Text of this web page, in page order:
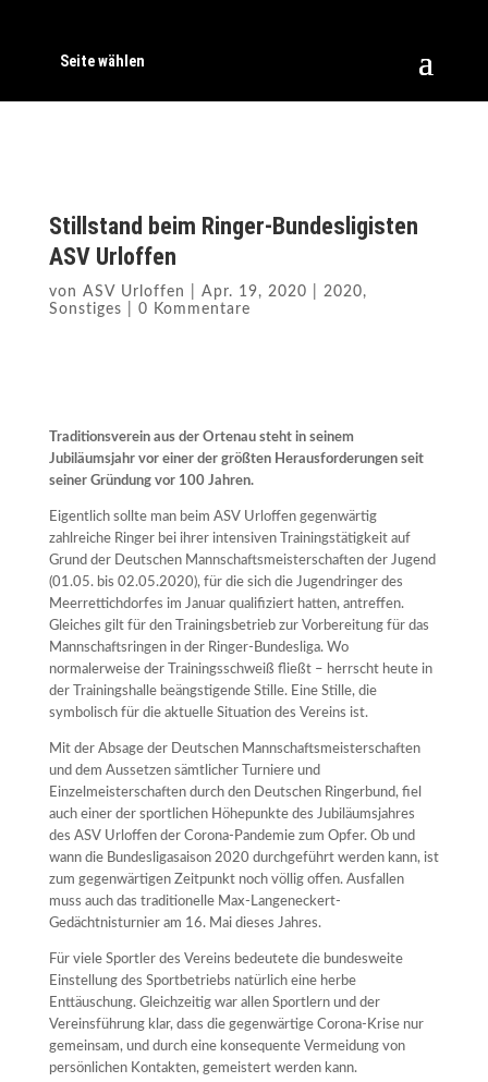
Seite wählen
Stillstand beim Ringer-Bundesligisten
ASV Urloffen
von ASV Urloffen Apr. 19, 2020 2020,
Sonstiges
0 Kommentare
Traditionsverein aus der Ortenau steht in seinem
Jubiläumsjahr vor einer der größten Herausforderungen seit
seiner Gründung vor 100 Jahren.
Eigentlich sollte man beim ASV Urloffen gegenwärtig
zahlreiche Ringer bei ihrer intensiven Trainingstätigkeit auf
Grund der Deutschen Mannschaftsmeisterschaften der Jugend
(01.05. bis 02.05.2020), für die sich die Jugendringer des
Meerrettichdorfes im Januar qualifiziert hatten, antreffen.
Gleiches gilt für den Trainingsbetrieb zur Vorbereitung für das
Mannschaftsringen in der Ringer-Bundesliga. Wo
normalerweise der Trainingsschweiß fließt – herrscht heute in
der Trainingshalle beängstigende Stille. Eine Stille, die
symbolisch für die aktuelle Situation des Vereins ist.
Mit der Absage der Deutschen Mannschaftsmeisterschaften
und dem Aussetzen sämtlicher Turniere und
Einzelmeisterschaften durch den Deutschen Ringerbund, fiel
auch einer der sportlichen Höhepunkte des Jubiläumsjahres
des ASV Urloffen der Corona-Pandemie zum Opfer. Ob und
wann die Bundesligasaison 2020 durchgeführt werden kann, ist
zum gegenwärtigen Zeitpunkt noch völlig offen. Ausfallen
muss auch das traditionelle Max-Langeneckert-
Gedächtnisturnier am 16. Mai dieses Jahres.
Für viele Sportler des Vereins bedeutete die bundesweite
Einstellung des Sportbetriebs natürlich eine herbe
Enttäuschung. Gleichzeitig war allen Sportlern und der
Vereinsführung klar, dass die gegenwärtige Corona-Krise nur
gemeinsam, und durch eine konsequente Vermeidung von
persönlichen Kontakten, gemeistert werden kann.